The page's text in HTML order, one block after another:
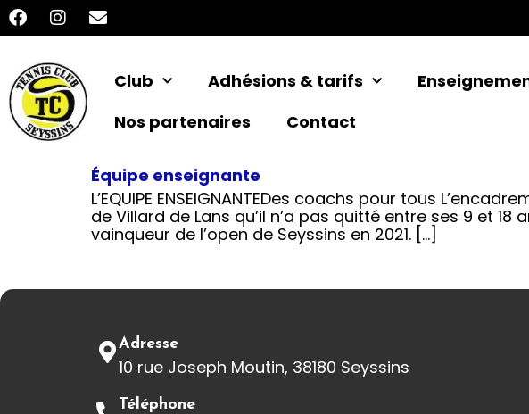
Club Adhésions & tarifs
Nos partenaires
Contact
Équipe enseignante
L’EQUIPE ENSEIGNANTEDes coachs pour tous
de Villard de Lans qu’il n’a pas quitté entre ses 9 et
vainqueur de l’open de Seyssins en 2021. […]
Adresse
10 rue Joseph Moutin, 38180 Seyssins
Téléphone